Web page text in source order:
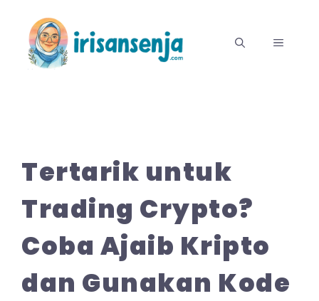
MENU
Tertarik untuk
Trading Crypto?
Coba Ajaib Kripto
dan Gunakan Kode